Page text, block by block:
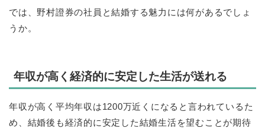
では、野村證券の社員と結婚する魅力には何があるでしょ
うか。
年収が高く経済的に安定した生活が送れる
年収が高く平均年収は1200万近くになると言われているた
め、結婚後も経済的に安定した結婚生活を望むことが期待